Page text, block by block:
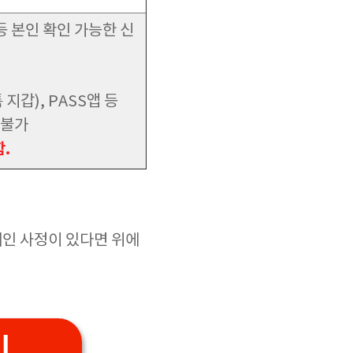
본인 확인 가능한 신
지갑), PASS앱 등
가
.
사정이 있다면 위에